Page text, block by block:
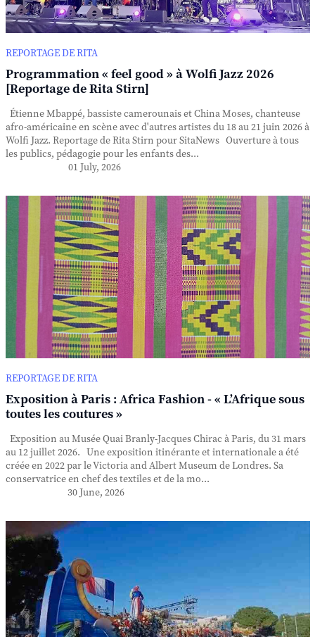
REPORTAGE DE RITA
Programmation « feel good » à Wolfi Jazz 2026
[Reportage de Rita Stirn]
Étienne Mbappé, bassiste camerounais et China Moses, chanteuse
afro-américaine en scène avec d'autres artistes du 18 au 21 juin 2026 à
Wolfi Jazz. Reportage de Rita Stirn pour SitaNews Ouverture à tous
les publics, pédagogie pour les enfants des...
01 July, 2026
REPORTAGE DE RITA
Exposition à Paris : Africa Fashion - « L’Afrique sous
toutes les coutures »
Exposition au Musée Quai Branly-Jacques Chirac à Paris, du 31 mars
au 12 juillet 2026. Une exposition itinérante et internationale a été
créée en 2022 par le Victoria and Albert Museum de Londres. Sa
conservatrice en chef des textiles et de la mo...
30 June, 2026